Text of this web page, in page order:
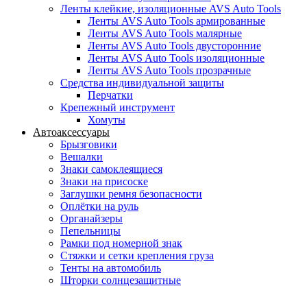
Ленты клейкие, изоляционные AVS Auto Tools
Ленты AVS Auto Tools армированные
Ленты AVS Auto Tools малярные
Ленты AVS Auto Tools двусторонние
Ленты AVS Auto Tools изоляционные
Ленты AVS Auto Tools прозрачные
Средства индивидуальной защиты
Перчатки
Крепежный инструмент
Хомуты
Автоаксессуары
Брызговики
Вешалки
Знаки самоклеящиеся
Знаки на присоске
Заглушки ремня безопасности
Оплётки на руль
Органайзеры
Пепельницы
Рамки под номерной знак
Стяжки и сетки крепления груза
Тенты на автомобиль
Шторки солнцезащитные